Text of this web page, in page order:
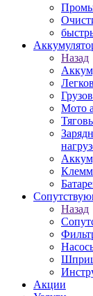
Назад
Мото
Назад
Акции